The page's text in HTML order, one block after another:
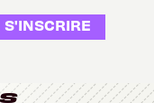
S'INSCRIRE